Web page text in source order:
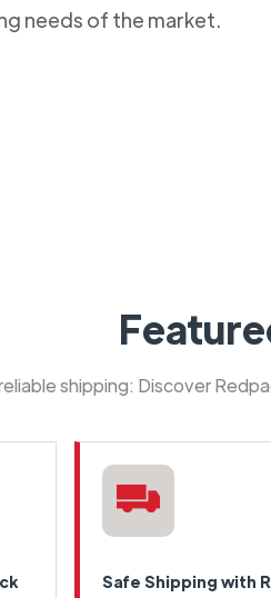
needs of the market.
shipping: Discover
Safe Shipping with